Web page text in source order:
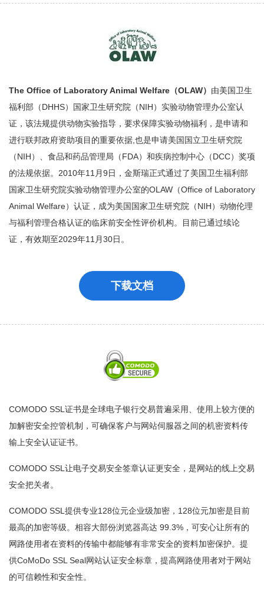
The Office of Laboratory Animal Welfare（OLAW） 由美国卫生
福利部（DHHS）国家卫生研究院（NIH）实验动物管理办公室认
证，该法规提供动物实验指导，要求保障实验动物福利，是申请和
进行联邦政府资助项目的重要依据,也是申请美国国立卫生研究院
（NIH）、食品和药品管理局（FDA）和疾病控制中心（DCC）奖项
的法规依据。2010年11月9日，金斯瑞正式通过了美国卫生福利部
国家卫生研究院实验动物管理办公室的OLAW（Office of Laboratory
Animal Welfare）认证，成为美国国家卫生研究院（NIH）动物伦理
与福利管理合格认证的临床前安全性评价机构。目前已通过续论
证，有效期至2029年11月30日。
下载文档
COMODO SSL证书是全球电子银行交易普遍采用、使用上较方便的
加解密安全控管机制，可确保客户与网站伺服器之间的机密资料传
输上安全认证证书。
COMODO SSL让电子交易安全签章认证更安全，是网站的线上交易
安全把关者。
COMODO SSL提供专业128位元企业级加密，128位元加密是目前
最高的加密等级。相容大部份浏览器高达 99.3%，可安心让所有的
网路使用者在资料的传输中都能够有非常安全的资料加密保护。提
供CoMoDo SSL Seal网站认证安全标章，提高网路使用者对于网站
的可信赖性和安全性。